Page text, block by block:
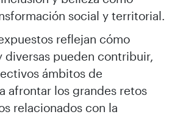
social y territorial.
reflejan cómo
diversas pueden contribuir,
ámbitos de
afrontar los grandes retos
relacionados con la